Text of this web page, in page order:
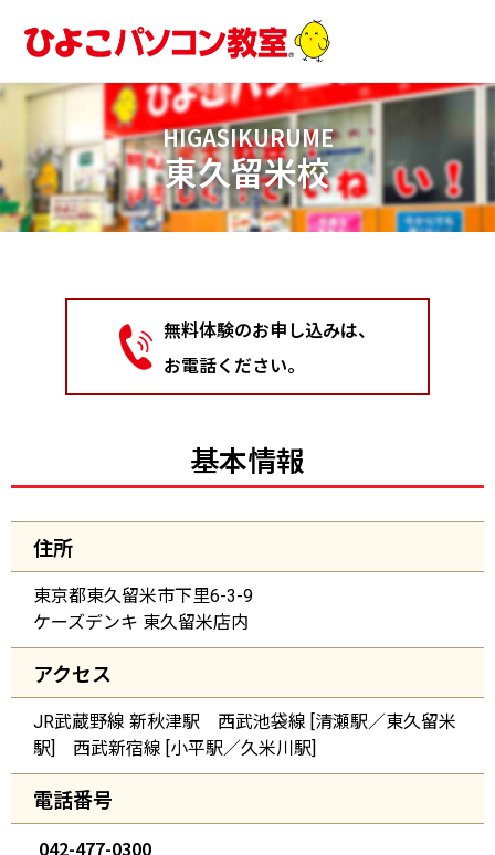
ス
プ
HIGASIKURUME
東久留米校
無料体験のお申し込みは、
お電話ください。
基本情報
住所
東京都東久留米市下里6-3-9
ケーズデンキ 東久留米店内
アクセス
JR武蔵野線 新秋津駅 西武池袋線 [清瀬駅／東久留米
駅] 西武新宿線 [小平駅／久米川駅]
電話番号
042-477-0300